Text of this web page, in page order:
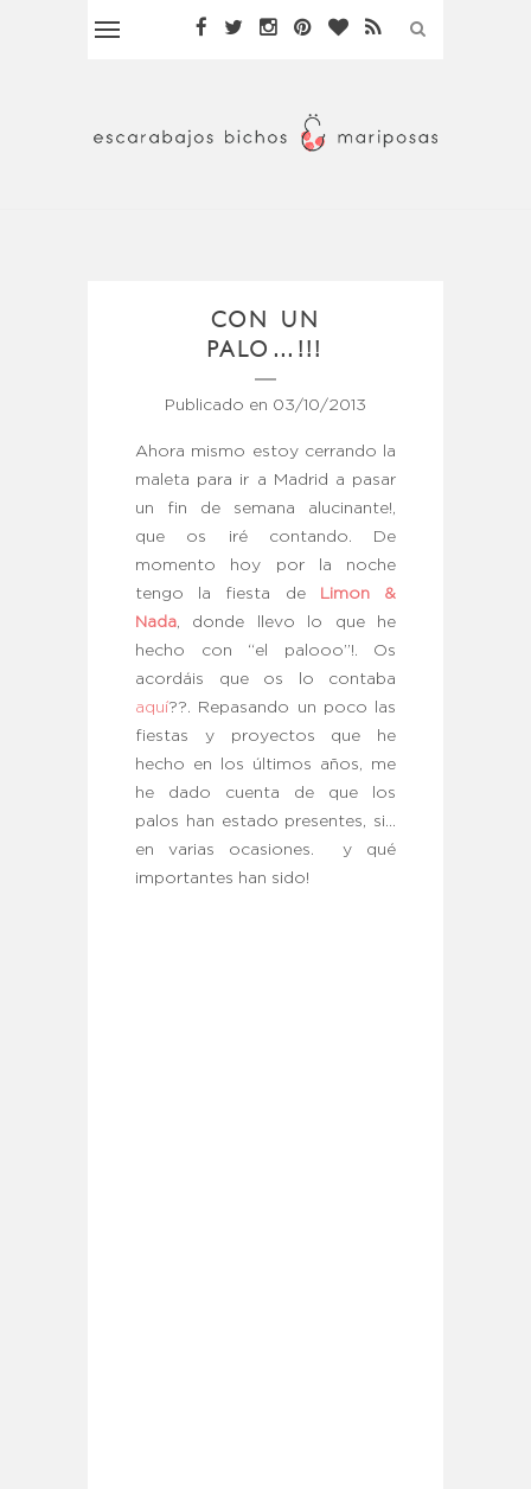
CON UN
PALO…!!!
Publicado en 03/10/2013
Ahora mismo estoy cerrando la
maleta para ir a Madrid a pasar
un fin de semana alucinante!,
que os iré contando. De
momento hoy por la noche
tengo la fiesta de
Limon &
Nada , donde llevo lo que he
hecho con “el palooo”!. Os
acordáis que os lo contaba
aquí??. Repasando un poco las
fiestas y proyectos que he
hecho en los últimos años, me
he dado cuenta de que los
palos han estado presentes, si…
en varias ocasiones. y qué
importantes han sido!